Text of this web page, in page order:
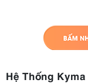
Hệ Thống Kyma